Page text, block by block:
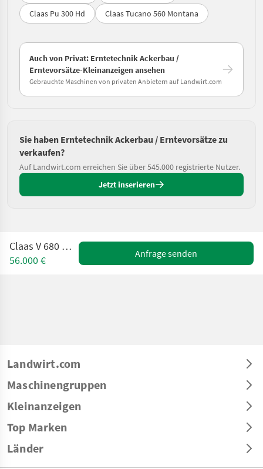
Claas Pu 300 Hd
Claas Tucano 560 Montana
Auch von Privat: Erntetechnik Ackerbau /
Erntevorsätze-Kleinanzeigen ansehen
Gebrauchte Maschinen von privaten Anbietern auf Landwirt.com
Sie haben Erntetechnik Ackerbau / Erntevorsätze zu
verkaufen?
Auf Landwirt.com erreichen Sie über 545.000 registrierte Nutzer.
Jetzt inserieren
Claas V 680 mit Wagen
56.000 €
Anfrage senden
Landwirt.com
Maschinengruppen
Kleinanzeigen
Top Marken
Länder